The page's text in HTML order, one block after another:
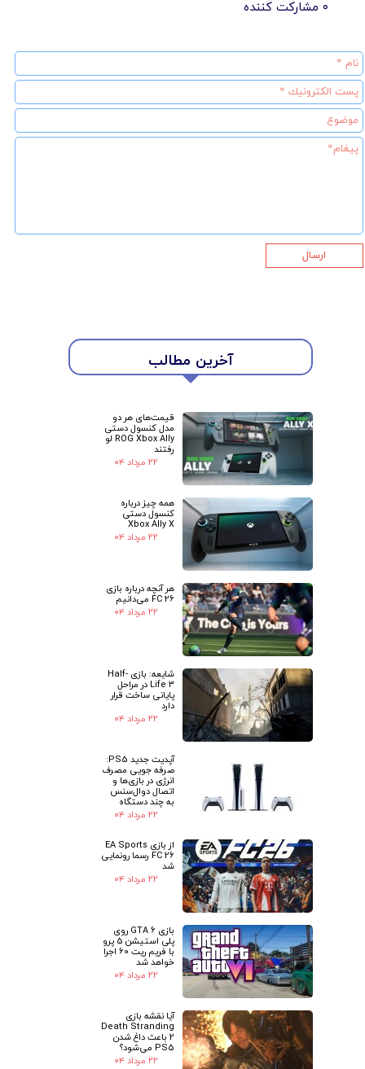
★
۰ مشارکت کننده
آخرین مطالب
قیمت‌های هر دو
مدل کنسول دستی
ROG Xbox Ally لو
رفتند
۲۲ مرداد ۰۴
همه چیز درباره
کنسول دستی
Xbox Ally X
۲۲ مرداد ۰۴
هر آنچه درباره بازی
FC 26 می‌دانیم
۲۲ مرداد ۰۴
شایعه: بازی Half-
Life 3 در مراحل
پایانی ساخت قرار
دارد
۲۲ مرداد ۰۴
آپدیت جدید PS5:
صرفه جویی مصرف
انرژی در بازی‌ها و
اتصال دوال‌سنس
به چند دستگاه
۲۲ مرداد ۰۴
از بازی EA Sports
FC 26 رسما رونمایی
شد
۲۲ مرداد ۰۴
بازی GTA 6 روی
پلی استیشن 5 پرو
با فریم ریت 60 اجرا
خواهد شد
۲۲ مرداد ۰۴
آیا نقشه بازی
Death Stranding
2 باعث داغ شدن
PS5 می‌شود؟
۲۲ مرداد ۰۴
ارسال